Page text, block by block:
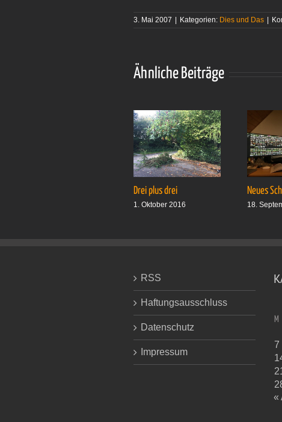
3. Mai 2007 | Kategorien: Dies und Das |
Ähnliche Beiträge
Drei plus drei
1. Oktober 2016
Neues
18.
RSS
Haftungsausschluss
Datenschutz
Impressum
M
7
«